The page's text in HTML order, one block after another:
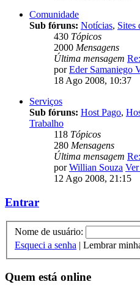
Comunidade
Sub fóruns: Notícias, Sites
430 Tópicos
2000 Mensagens
Última mensagem
porEder Samaniego
18 Ago 2008, 10:37
Serviços
Sub fóruns: Host Pago,
Trabalho
118 Tópicos
280 Mensagens
Última mensagem
porWillian Souza
12 Ago 2008, 21:15
Entrar
Nome de usuário:
Esqueci a senha | Lembrar
Quem está online